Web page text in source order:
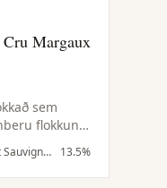
Margaux
sem
flokkun
bestu
um 12.000
Cabernet Franc, Cabernet Sauvignon 13.5%